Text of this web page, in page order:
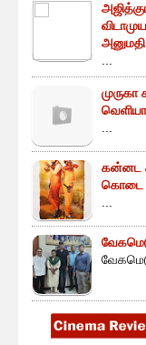
அனுமதி
...
...
கன்னட
கொடை
...